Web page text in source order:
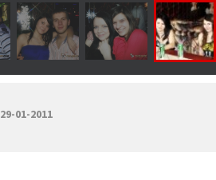
29-01-2011